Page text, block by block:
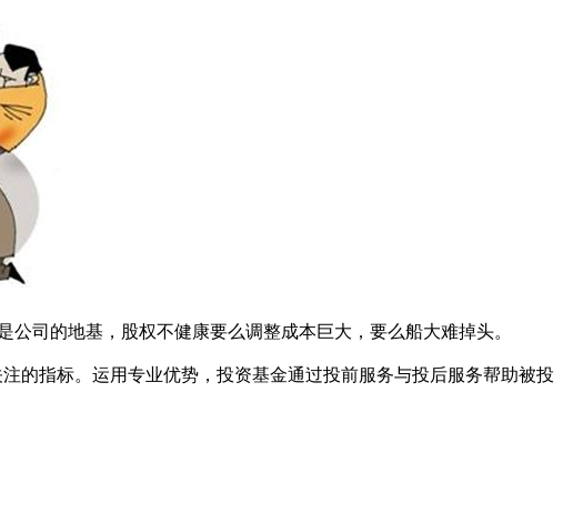
司的地基，股权不健康要么调整成本巨大，要么船大难掉头。
的指标。运用专业优势，投资基金通过投前服务与投后服务帮助被投